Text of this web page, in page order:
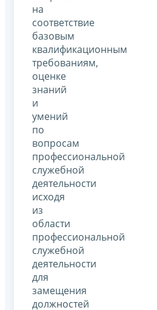
на
соответствие
базовым
квалификационным
требованиям,
оценке
знаний
и
умений
по
вопросам
профессиональной
служебной
деятельности
исходя
из
области
профессиональной
служебной
деятельности
для
замещения
должностей